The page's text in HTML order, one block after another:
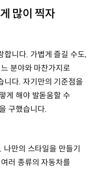
많이 찍자
합니다. 가볍게 즐길 수도,
분야와 마찬가지로
니다. 자기만의 기준점을
게 해야 발돋움할 수
구했습니다.
만의 스타일을 만들기
러 종류의 자동차를